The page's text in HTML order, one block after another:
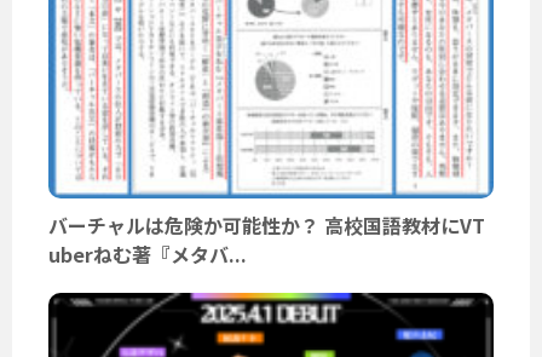
バーチャルは危険か可能性か？ 高校国語教材にVT
uberねむ著『メタバ...